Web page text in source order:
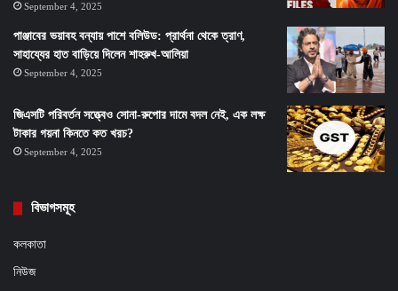
September 4, 2025
পাঞ্জাবের ভয়াবহ বন্যায় পাশে বলিউড: প্রার্থনা থেকে ত্রাণ,
সাহায্যের হাত বাড়িয়ে দিলেন শাহরুখ-আলিয়া
September 4, 2025
জিএসটি পরিবর্তন সত্ত্বেও সোনা-রুপোর দামে বদল নেই, এক লক্ষ
টাকার গয়না কিনতে কত খরচ?
September 4, 2025
বিভাগসমূহ
কলকাতা
নিউজ